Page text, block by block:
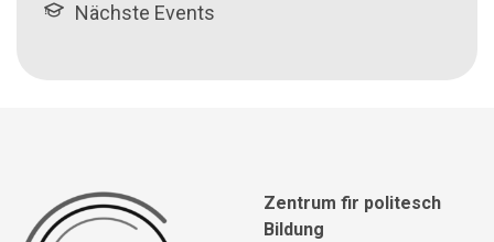
Nächste Events
Zentrum fir politesch
Bildung